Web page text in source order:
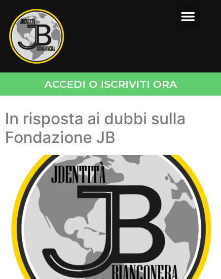
ACCEDI O ISCRIVITI ORA
In risposta ai dubbi sulla
Fondazione JB